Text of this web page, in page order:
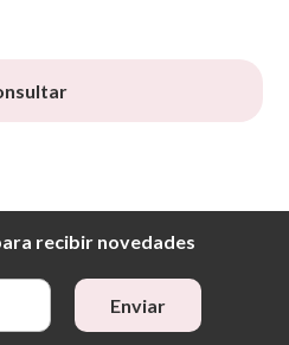
recibir novedades
Enviar